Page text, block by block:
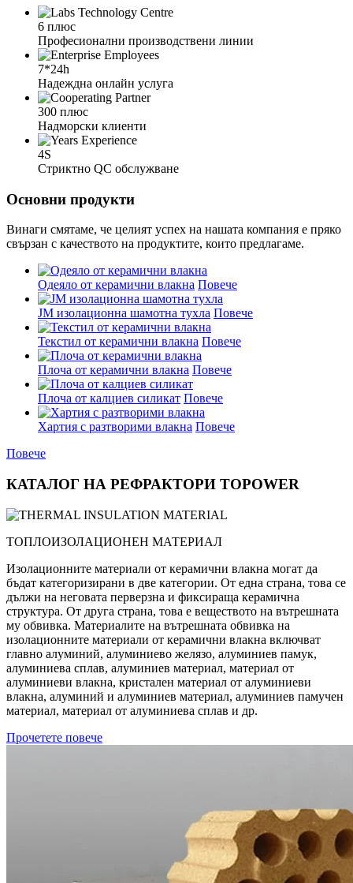
6 плюс
Професионални производствени линии
7*24h
Надеждна онлайн услуга
300 плюс
Надморски клиенти
4S
Стриктно QC обслужване
Основни продукти
Винаги смятаме, че целият успех на нашата компания е пряко
свързан с качеството на продуктите, които предлагаме.
Одеяло от керамични влакна Повече
JM изолационна шамотна тухла Повече
Текстил от керамични влакна Повече
Плоча от керамични влакна Повече
Плоча от калциев силикат Повече
Хартия с разтворими влакна Повече
Повече
КАТАЛОГ НА РЕФРАКТОРИ TOPOWER
ТОПЛОИЗОЛАЦИОНЕН МАТЕРИАЛ
Изолационните материали от керамични влакна могат да
бъдат категоризирани в две категории. От една страна, това се
дължи на неговата перверзна и фиксираща керамична
структура. От друга страна, това е веществото на вътрешната
му обвивка. Материалите на вътрешната обвивка на
изолационните материали от керамични влакна включват
главно алуминий, алуминиево желязо, алуминиев памук,
алуминиева сплав, алуминиев материал, материал от
алуминиеви влакна, кристален материал от алуминиеви
влакна, алуминий и алуминиев материал, алуминиев памучен
материал, материал от алуминиева сплав и др.
Прочетете повече